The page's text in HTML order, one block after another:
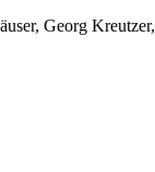
Georg Kreutzer,